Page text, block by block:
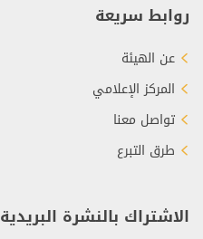
روابط سريعة
عن الهيئة
المركز الإعلامي
تواصل معنا
طرق التبرع
الاشتراك بالنشرة البريدية